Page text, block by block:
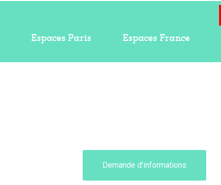
Espaces Paris Espaces France
Demande d'informations